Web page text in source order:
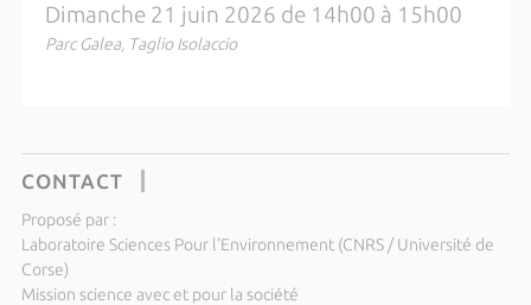
Dimanche 21 juin 2026 de 14h00 à 15h00
Parc Galea, Taglio Isolaccio
CONTACT
Proposé par :
Laboratoire Sciences Pour l'Environnement (CNRS / Université de
Corse)
Mission science avec et pour la société